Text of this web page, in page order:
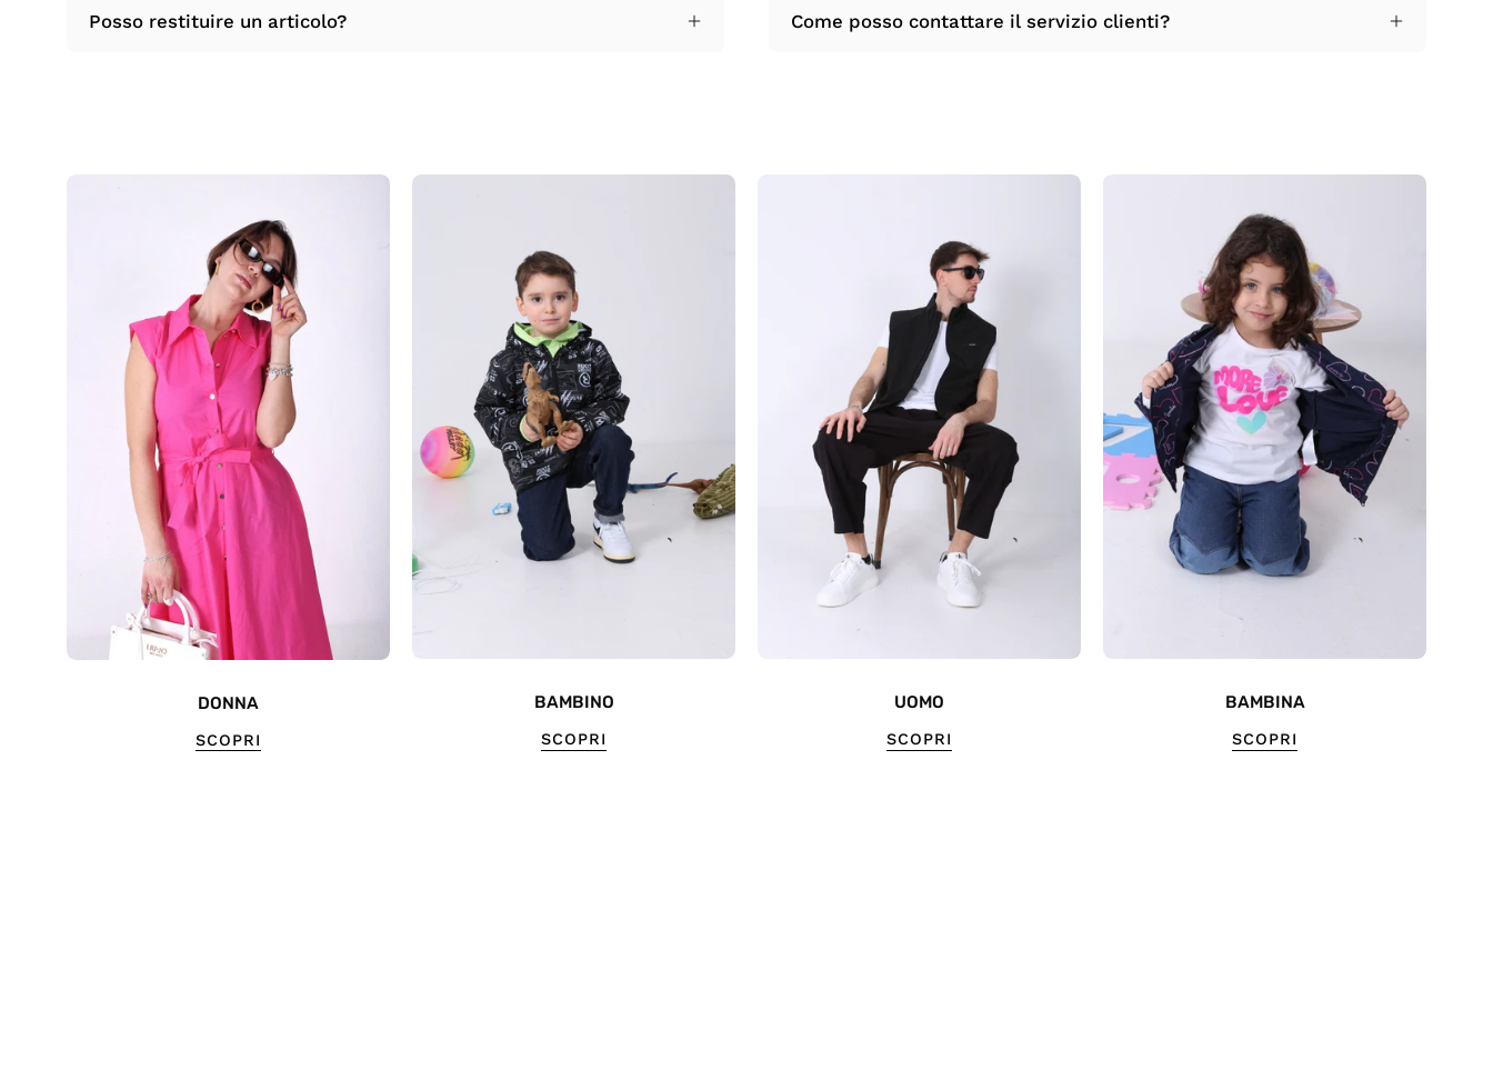
Posso restituire un articolo? Come posso contattare il servizio clienti?
DONNA
SCOPRI
BAMBINO
SCOPRI
UOMO
SCOPRI
BAMBINA
SCOPRI